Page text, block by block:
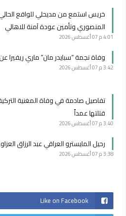
خريس استمع من مديحلي للواقع
المنصوري وتأمين عودة آمنة للاهالي
4:01 م 07 أغسطس 2026
وفاة نجمة “سبايدر مان” ماري ريفيرا عن 82
3:42 م 07 أغسطس 2026
قتلتها عمداً
3:40 م 07 أغسطس 2026
رحيل المايسترو العراقي عبد الرزاق
3:38 م 07 أغسطس 2026
Like on Facebook